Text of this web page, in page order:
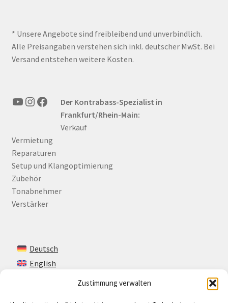
Zustimmung verwalten
* Unsere Angebote sind freibleibend und unverbindlich.
Alle Preisangaben verstehen sich inkl. deutscher MwSt. Bei
Versand entstehen weitere Kosten.
YouTube
Instagram
FacebookDer Kontrabass-Spezialist in
Frankfurt/Rhein-Main:
Verkauf
Vermietung
Reparaturen
Setup und Klangoptimierung
Zubehör
Tonabnehmer
Verstärker
Deutsch
English